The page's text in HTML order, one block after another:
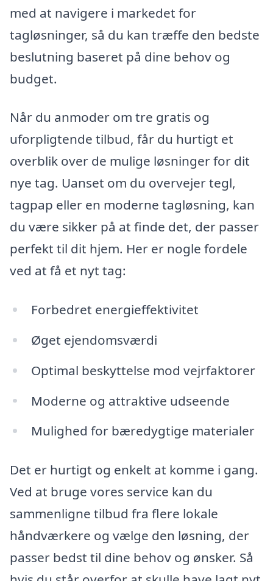
med at navigere i markedet for
tagløsninger, så du kan træffe den bedste
beslutning baseret på dine behov og
budget.
Når du anmoder om tre gratis og
uforpligtende tilbud, får du hurtigt et
overblik over de mulige løsninger for dit
nye tag. Uanset om du overvejer tegl,
tagpap eller en moderne tagløsning, kan
du være sikker på at finde det, der passer
perfekt til dit hjem. Her er nogle fordele
ved at få et nyt tag:
Forbedret energieffektivitet
Øget ejendomsværdi
Optimal beskyttelse mod vejrfaktorer
Moderne og attraktive udseende
Mulighed for bæredygtige materialer
Det er hurtigt og enkelt at komme i gang.
Ved at bruge vores service kan du
sammenligne tilbud fra flere lokale
håndværkere og vælge den løsning, der
passer bedst til dine behov og ønsker. Så